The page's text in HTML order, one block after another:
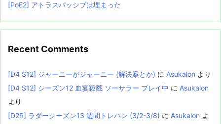
[PoE2] アトラスパッシブは埋まった
Recent Comments
[D4 S12] ジャーニーがジャーニー (解決案とか) に Asukalon より
[D4 S12] シーズン12 血宴殺戮 ソーサラー プレイ中 に Asukalon
より
[D2R] ラダーシーズン13 週間トレハン (3/2-3/8) に Asukalon よ